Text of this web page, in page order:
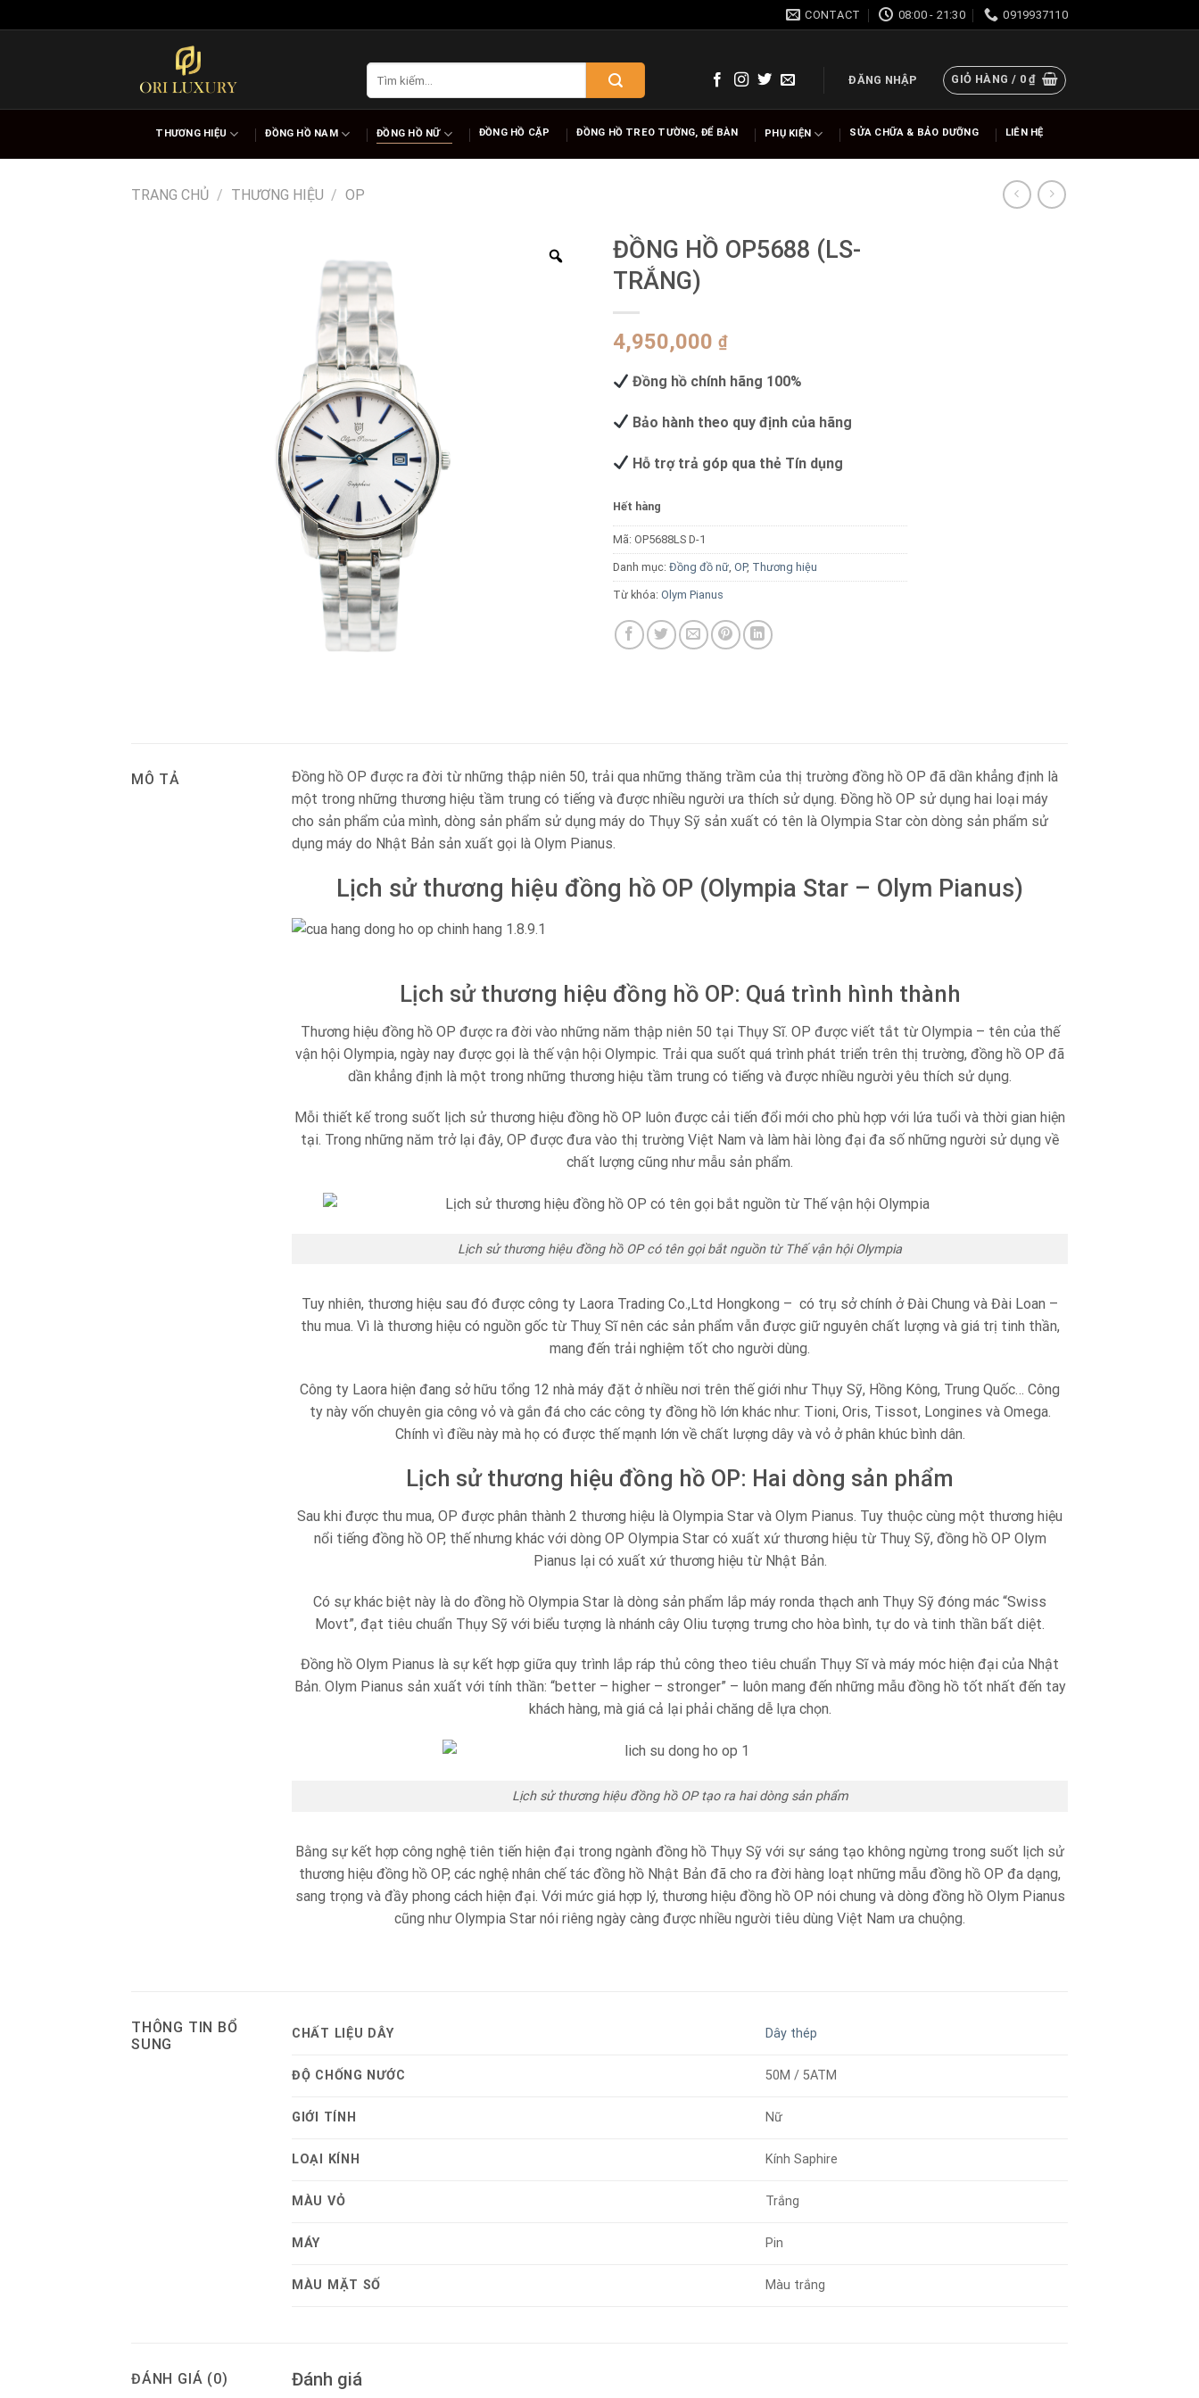
to
CONTACT 08:00 - 21:30 0919937110
ĐĂNG NHẬP GIỎ HÀNG / 0₫
THƯƠNG HIỆU ĐỒNG HỒ NAM ĐỒNG HỒ NỮ ĐỒNG HỒ CẶP ĐỒNG HỒ TREO TƯỜNG, ĐỂ BÀN PHỤ KIỆN SỬA CHỮA & BẢO DƯỠNG LIÊN HỆ
TRANG CHỦ / THƯƠNG HIỆU / OP
ĐỒNG HỒ OP5688 (LS-
TRẮNG)
4,950,000 ₫
Đồng hồ chính hãng 100%
Bảo hành theo quy định của hãng
Hỗ trợ trả góp qua thẻ Tín dụng
Hết hàng
Mã: OP5688LS D-1
Danh mục: Đồng đồ nữ, OP, Thương hiệu
Từ khóa: Olym Pianus
MÔ TẢ
Đồng hồ OP được ra đời từ những thập niên 50, trải qua những thăng trầm của thị trường đồng hồ OP đã dần khẳng định là
một trong những thương hiệu tầm trung có tiếng và được nhiều người ưa thích sử dụng. Đồng hồ OP sử dụng hai loại máy
cho sản phẩm của mình, dòng sản phẩm sử dụng máy do Thụy Sỹ sản xuất có tên là Olympia Star còn dòng sản phẩm sử
dụng máy do Nhật Bản sản xuất gọi là Olym Pianus.
Lịch sử thương hiệu đồng hồ OP (Olympia Star – Olym Pianus)
Lịch sử thương hiệu đồng hồ OP: Quá trình hình thành
Thương hiệu đồng hồ OP được ra đời vào những năm thập niên 50 tại Thụy Sĩ. OP được viết tắt từ Olympia – tên của thế
vận hội Olympia, ngày nay được gọi là thế vận hội Olympic. Trải qua suốt quá trình phát triển trên thị trường, đồng hồ OP đã
dần khẳng định là một trong những thương hiệu tầm trung có tiếng và được nhiều người yêu thích sử dụng.
Mỗi thiết kế trong suốt lịch sử thương hiệu đồng hồ OP luôn được cải tiến đổi mới cho phù hợp với lứa tuổi và thời gian hiện
tại. Trong những năm trở lại đây, OP được đưa vào thị trường Việt Nam và làm hài lòng đại đa số những người sử dụng về
chất lượng cũng như mẫu sản phẩm.
Lịch sử thương hiệu đồng hồ OP có tên gọi bắt nguồn từ Thế vận hội Olympia
Tuy nhiên, thương hiệu sau đó được công ty Laora Trading Co.,Ltd Hongkong – có trụ sở chính ở Đài Chung và Đài Loan –
thu mua. Vì là thương hiệu có nguồn gốc từ Thuỵ Sĩ nên các sản phẩm vẫn được giữ nguyên chất lượng và giá trị tinh thần,
mang đến trải nghiệm tốt cho người dùng.
Công ty Laora hiện đang sở hữu tổng 12 nhà máy đặt ở nhiều nơi trên thế giới như Thụy Sỹ, Hồng Kông, Trung Quốc… Công
ty này vốn chuyên gia công vỏ và gắn đá cho các công ty đồng hồ lớn khác như: Tioni, Oris, Tissot, Longines và Omega.
Chính vì điều này mà họ có được thế mạnh lớn về chất lượng dây và vỏ ở phân khúc bình dân.
Lịch sử thương hiệu đồng hồ OP: Hai dòng sản phẩm
Sau khi được thu mua, OP được phân thành 2 thương hiệu là Olympia Star và Olym Pianus. Tuy thuộc cùng một thương hiệu
nổi tiếng đồng hồ OP, thế nhưng khác với dòng OP Olympia Star có xuất xứ thương hiệu từ Thuỵ Sỹ, đồng hồ OP Olym
Pianus lại có xuất xứ thương hiệu từ Nhật Bản.
Có sự khác biệt này là do đồng hồ Olympia Star là dòng sản phẩm lắp máy ronda thạch anh Thụy Sỹ đóng mác “Swiss
Movt”, đạt tiêu chuẩn Thụy Sỹ với biểu tượng là nhánh cây Oliu tượng trưng cho hòa bình, tự do và tinh thần bất diệt.
Đồng hồ Olym Pianus là sự kết hợp giữa quy trình lắp ráp thủ công theo tiêu chuẩn Thụy Sĩ và máy móc hiện đại của Nhật
Bản. Olym Pianus sản xuất với tính thần: “better – higher – stronger” – luôn mang đến những mẫu đồng hồ tốt nhất đến tay
khách hàng, mà giá cả lại phải chăng dễ lựa chọn.
Lịch sử thương hiệu đồng hồ OP tạo ra hai dòng sản phẩm
Bằng sự kết hợp công nghệ tiên tiến hiện đại trong ngành đồng hồ Thụy Sỹ với sự sáng tạo không ngừng trong suốt lịch sử
thương hiệu đồng hồ OP, các nghệ nhân chế tác đồng hồ Nhật Bản đã cho ra đời hàng loạt những mẫu đồng hồ OP đa dạng,
sang trọng và đầy phong cách hiện đại. Với mức giá hợp lý, thương hiệu đồng hồ OP nói chung và dòng đồng hồ Olym Pianus
cũng như Olympia Star nói riêng ngày càng được nhiều người tiêu dùng Việt Nam ưa chuộng.
THÔNG TIN BỔ
SUNG
CHẤT LIỆU DÂY Dây thép
ĐỘ CHỐNG NƯỚC 50M / 5ATM
GIỚI TÍNH Nữ
LOẠI KÍNH Kính Saphire
MÀU VỎ Trắng
MÁY Pin
MÀU MẶT SỐ Màu trắng
ĐÁNH GIÁ (0) Đánh giá